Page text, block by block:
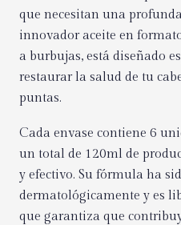
que necesitan una
innovador aceite en
a burbujas, está diseñado
restaurar la salud de tu
puntas.
Cada envase contiene 6
un total de 120ml de
y efectivo. Su fórmula ha
dermatológicamente y es
que garantiza que